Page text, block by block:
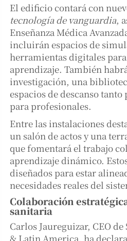
El edificio contará con
tecnología de vanguardia,
Enseñanza Médica
incluirán espacios de
herramientas digitales
aprendizaje. También
investigación, una
espacios de descanso
para profesionales.
Entre las instalaciones
un salón de actos y una
que fomentará el trabajo
aprendizaje dinámico.
diseñados para estar
necesidades reales del
Colaboración
sanitaria
Carlos Jaureguizar, CEO
& Latin America, ha